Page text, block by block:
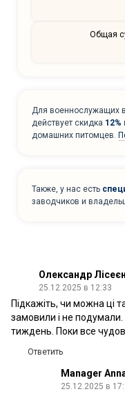
Общая
Для военнослужащих в
действует скидка 12%
домашних питомцев.
Также, у нас есть
заводчиков и
Олександр
25.12.2025 в 12:33
Підкажіть, чи можна ці
замовили і не
тиждень. Поки все
Ответить
Manager
25.12.2025 в